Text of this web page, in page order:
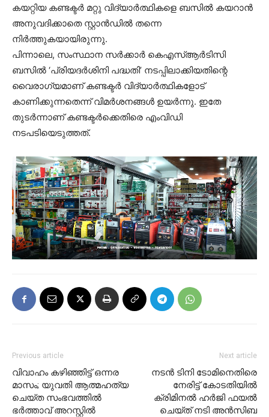
കയറ്റിയ കണ്ടക്ടര്‍ മറ്റു വിദ്യാര്‍ത്ഥികളെ ബസില്‍ കയറാന്‍
അനുവദിക്കാതെ സ്റ്റാന്‍ഡില്‍ തന്നെ
നിര്‍ത്തുകയായിരുന്നു.
പിന്നാലെ, സംസ്ഥാന സര്‍ക്കാര്‍ കെഎസ്ആര്‍ടിസി
ബസില്‍ ‘പ്രിയദര്‍ശിനി പദ്ധതി’ നടപ്പിലാക്കിയതിന്റെ
വൈരാഗ്യമാണ് കണ്ടക്ടര്‍ വിദ്യാര്‍ത്ഥികളോട്
കാണിക്കുന്നതെന്ന് വിമര്‍ശനങ്ങള്‍ ഉയര്‍ന്നു. ഇതേ
തുടര്‍ന്നാണ് കണ്ടക്ടര്‍ക്കെതിരെ എംവിഡി
നടപടിയെടുത്തത്.
Previous article
വിവാഹം കഴിഞ്ഞിട്ട് ഒന്നര
മാസം; യുവതി ആത്മഹത്യ
ചെയ്ത സംഭവത്തില്‍
ഭര്‍ത്താവ് അറസ്റ്റില്‍
Next article
നടന്‍ ടിനി ടോമിനെതിരെ
നേരിട്ട് കോടതിയില്‍
ക്രിമിനല്‍ ഹര്‍ജി ഫയല്‍
ചെയ്ത് നടി അന്‍സിബ